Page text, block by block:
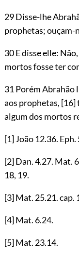
29 Disse-lhe
prophetas; ouçam-
30 E disse elle:
mortos fosse ter
31 Porém Abrahão
aos prophetas, [16]
algum dos mortos
[1]João 12.36. Eph.
[2]Dan.4.27. Mat.
18, 19.
[3]Mat. 25.21. cap.
[4]Mat. 6.24.
[5]Mat. 23.14.